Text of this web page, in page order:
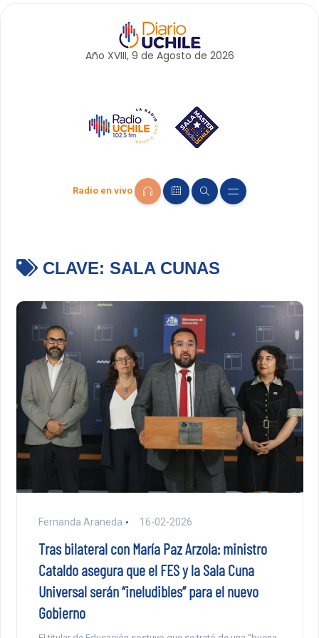
Año XVIII, 9 de Agosto de 2026
Radio en vivo
CLAVE: SALA CUNAS
Fernanda Araneda 16-02-2026
Tras bilateral con María Paz Arzola: ministro
Cataldo asegura que el FES y la Sala Cuna
Universal serán “ineludibles” para el nuevo
Gobierno